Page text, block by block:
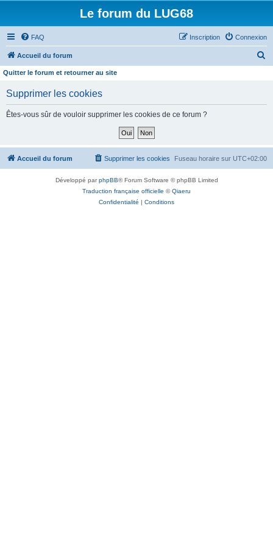
Le forum du LUG68
FAQ Connexion
Inscription
Accueil du forum
h
Quitter le forum et retourner au site
Supprimer les cookies
Êtes-vous sûr de vouloir supprimer les cookies de ce forum ?
Accueil du forum Fuseau horaire sur UTC+02:00
Supprimer les cookies
Développé parphpBB® Forum Software © phpBB Limited
Traduction française officielle ©Qiaeru
Confidentialité | Conditions